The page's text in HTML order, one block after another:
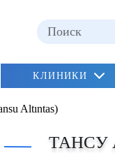
КЛИНИКИ
Altıntas)
ТАНСУ